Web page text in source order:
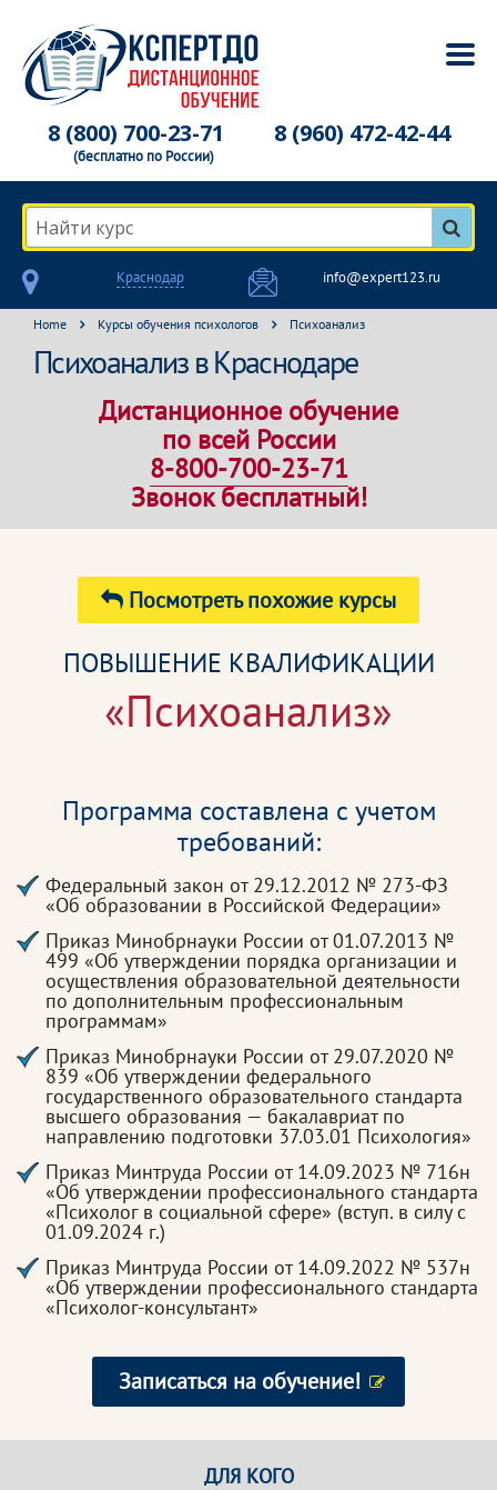
8 (800) 700-23-71
(бесплатно по России)
8 (960) 472-42-44
Найти курс
Краснодар info@expert123.ru
Home Курсы обучения психологов Психоанализ
Психоанализ в Краснодаре
Дистанционное обучение
по всей России
8-800-700-23-71
Звонок бесплатный!
Посмотреть похожие курсы
ПОВЫШЕНИЕ КВАЛИФИКАЦИИ
«Психоанализ»
Программа составлена с учетом
требований:
Федеральный закон от 29.12.2012 № 273-ФЗ
«Об образовании в Российской Федерации»
Приказ Минобрнауки России от 01.07.2013 №
499 «Об утверждении порядка организации и
осуществления образовательной деятельности
по дополнительным профессиональным
программам»
Приказ Минобрнауки России от 29.07.2020 №
839 «Об утверждении федерального
государственного образовательного стандарта
высшего образования — бакалавриат по
направлению подготовки 37.03.01 Психология»
Приказ Минтруда России от 14.09.2023 № 716н
«Об утверждении профессионального стандарта
«Психолог в социальной сфере» (вступ. в силу с
01.09.2024 г.)
Приказ Минтруда России от 14.09.2022 № 537н
«Об утверждении профессионального стандарта
«Психолог-консультант»
Записаться на обучение!
ДЛЯ КОГО